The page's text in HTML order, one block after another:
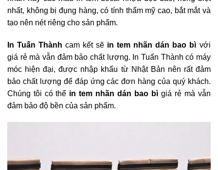
nhất, không bị đụng hàng, có tính thẩm mỹ cao, bắt mắt và
tạo nên nét riêng cho sản phẩm.
In Tuấn Thành cam kết sẽ in tem nhãn dán bao bì với
giá rẻ mà vẫn đảm bảo chất lượng. In Tuấn Thành có máy
móc hiện đại, được nhập khẩu từ Nhật Bản nên rất đảm
bảo chất lượng để đáp ứng các đơn hàng của quý khách.
Chúng tôi có thể in tem nhãn dán bao bì giá rẻ mà vẫn
đảm bảo độ bền của sản phẩm.